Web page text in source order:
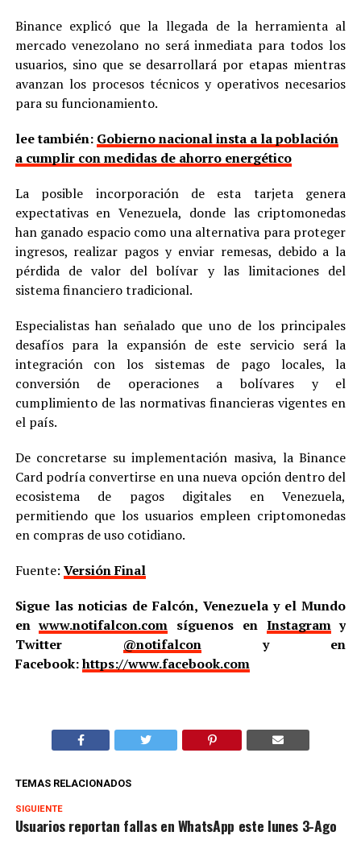
Binance explicó que la llegada de la herramienta al
mercado venezolano no será inmediata para todos los
usuarios, sino que se desarrollará por etapas mientras
avanzan los procesos técnicos y operativos necesarios
para su funcionamiento.
lee también: Gobierno nacional insta a la población
a cumplir con medidas de ahorro energético
La posible incorporación de esta tarjeta genera
expectativas en Venezuela, donde las criptomonedas
han ganado espacio como una alternativa para proteger
ingresos, realizar pagos y enviar remesas, debido a la
pérdida de valor del bolívar y las limitaciones del
sistema financiero tradicional.
Especialistas han señalado que uno de los principales
desafíos para la expansión de este servicio será la
integración con los sistemas de pago locales, la
conversión de operaciones a bolívares y el
cumplimiento de las normativas financieras vigentes en
el país.
De concretarse su implementación masiva, la Binance
Card podría convertirse en una nueva opción dentro del
ecosistema de pagos digitales en Venezuela,
permitiendo que los usuarios empleen criptomonedas
en compras de uso cotidiano.
Fuente: Versión Final
Sigue las noticias de Falcón, Venezuela y el Mundo
enwww.notifalcon.com síguenos en Instagramy
Twitter @notifalcony en
Facebook:https://www.facebook.com
TEMAS RELACIONADOS
SIGUIENTE
Usuarios reportan fallas en WhatsApp este lunes 3-Ago